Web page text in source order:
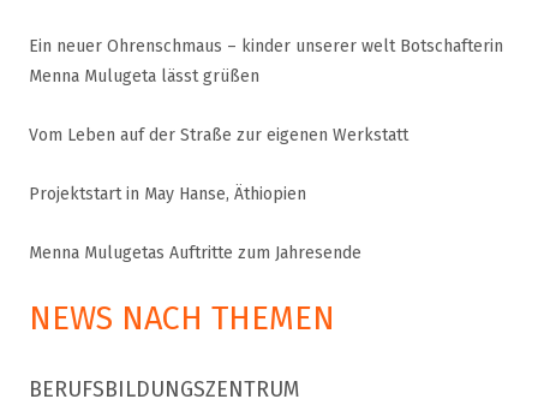
Ein neuer Ohrenschmaus – kinder unserer welt Botschafterin
Menna Mulugeta lässt grüßen
Vom Leben auf der Straße zur eigenen Werkstatt
Projektstart in May Hanse, Äthiopien
Menna Mulugetas Auftritte zum Jahresende
NEWS NACH THEMEN
BERUFSBILDUNGSZENTRUM